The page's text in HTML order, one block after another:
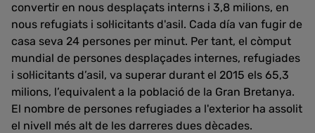
convertir en nous desplaçats interns i 3,8 milions, en
nous refugiats i sol·licitants d'asil. Cada día van fugir de
casa seva 24 persones per minut. Per tant, el còmput
mundial de persones desplaçades internes, refugiades
i sol·licitants d’asil, va superar durant el 2015 els 65,3
milions, l’equivalent a la població de la Gran Bretanya.
El nombre de persones refugiades a l'exterior ha assolit
el nivell més alt de les darreres dues dècades.